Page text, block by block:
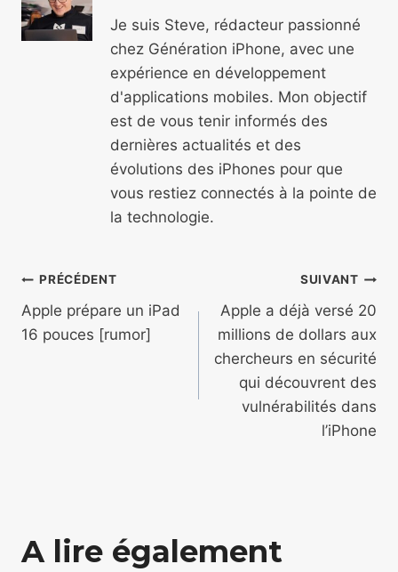
Je suis Steve, rédacteur passionné
chez Génération iPhone, avec une
expérience en développement
d'applications mobiles. Mon objectif
est de vous tenir informés des
dernières actualités et des
évolutions des iPhones pour que
vous restiez connectés à la pointe de
la technologie.
Navigation
de
l’article
PRÉCÉDENT
Apple prépare un iPad
16 pouces [rumor]
SUIVANT
Apple a déjà versé 20
millions de dollars aux
chercheurs en sécurité
qui découvrent des
vulnérabilités dans
l’iPhone
A lire également